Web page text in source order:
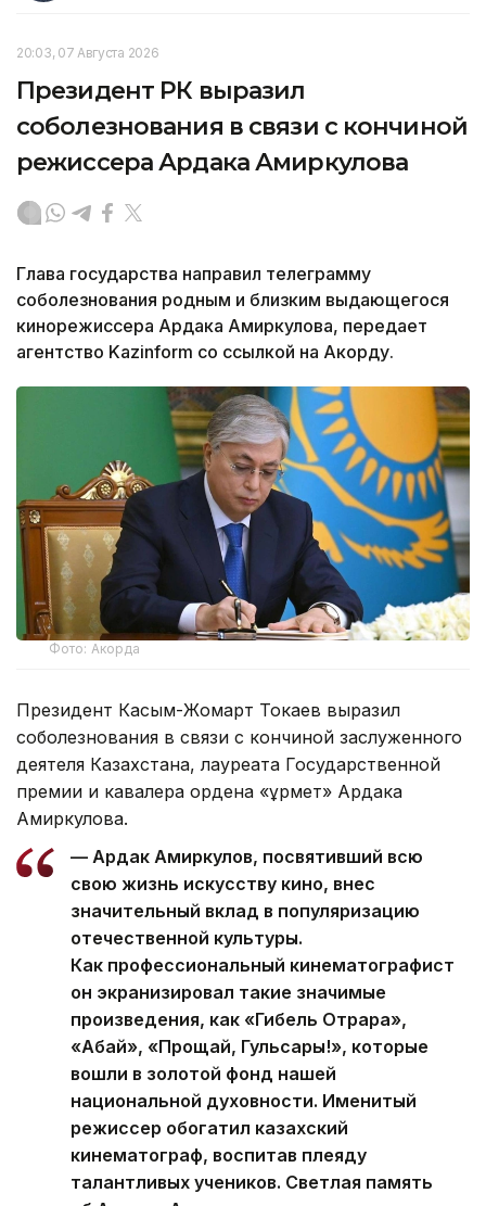
20:03, 07 Августа 2026
Президент РК выразил
соболезнования в связи с кончиной
режиссера Ардака Амиркулова
Глава государства направил телеграмму
соболезнования родным и близким выдающегося
кинорежиссера Ардака Амиркулова, передает
агентство Kazinform со ссылкой на Акорду.
Фото: Акорда
Президент Касым-Жомарт Токаев выразил
соболезнования в связи с кончиной заслуженного
деятеля Казахстана, лауреата Государственной
премии и кавалера ордена «Құрмет» Ардака
Амиркулова.
— Ардак Амиркулов, посвятивший всю
свою жизнь искусству кино, внес
значительный вклад в популяризацию
отечественной культуры.
Как профессиональный кинематографист
он экранизировал такие значимые
произведения, как «Гибель Отрара»,
«Абай», «Прощай, Гульсары!», которые
вошли в золотой фонд нашей
национальной духовности. Именитый
режиссер обогатил казахский
кинематограф, воспитав плеяду
талантливых учеников. Светлая память